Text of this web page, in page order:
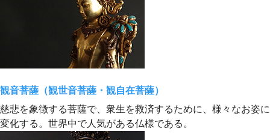
観音菩薩（観世音菩薩・観自在菩薩）
慈悲を象徴する菩薩で、衆生を救済するために、様々なお姿に
変化する。世界中で人気がある仏様である。